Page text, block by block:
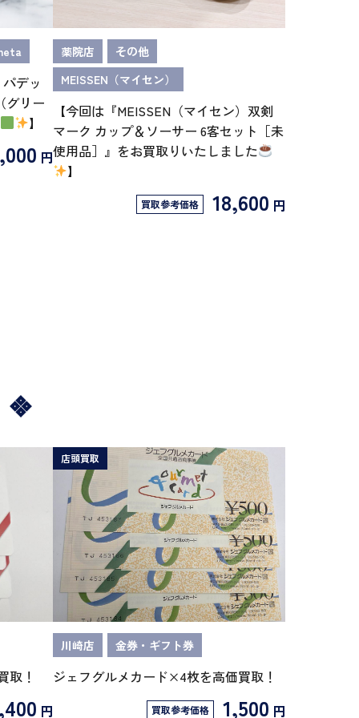
デッ
グリー
】
円
薬院店
その他
MEISSEN（マイセン）
【今回は『MEISSEN（マイセン）双剣
マーク カップ＆ソーサー 6客セット［未
使用品］』をお買取りいたしました
】
買取参考価格 18,600 円
取！
円
店頭買取
川崎店 金券・ギフト券
ジェフグルメカード×4枚を高価買取！
買取参考価格 1,500 円